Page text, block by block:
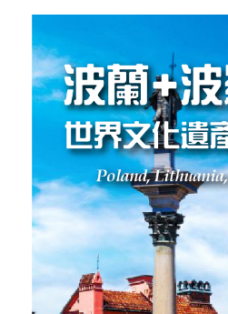
【北歐絢麗極光10日】